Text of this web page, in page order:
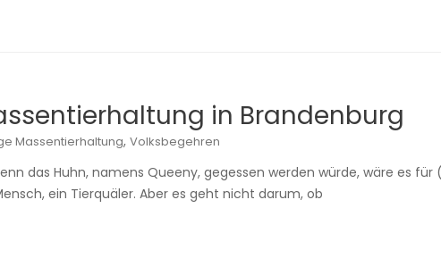
in Brandenburg
Massentierhaltung, Volksbegehren
das Huhn, namens Queeny, gegessen werden würde, wäre es
ein Tierquäler. Aber es geht nicht darum, ob